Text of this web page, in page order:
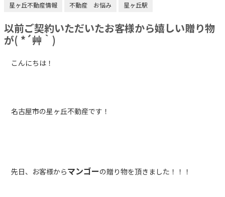
星ヶ丘不動産情報 不動産 お悩み 星ヶ丘駅
以前ご契約いただいたお客様から嬉しい贈り物
が( *´艸｀)
こんにちは！
名古屋市の星ヶ丘不動産です！
先日、お客様からマンゴーの贈り物を頂きました！！！